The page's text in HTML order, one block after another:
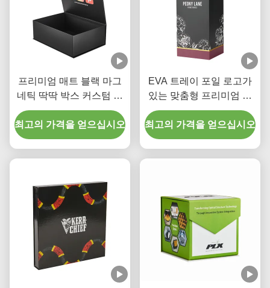
프리미엄 매트 블랙 마그
네틱 딱딱 박스 커스텀 의
류 포장 박스
최고의 가격을 얻으십시오
EVA 트레이 포일 로고가
있는 맞춤형 프리미엄 브
랜디 선물 블랙 마그네틱
클로저 박스
최고의 가격을 얻으십시오